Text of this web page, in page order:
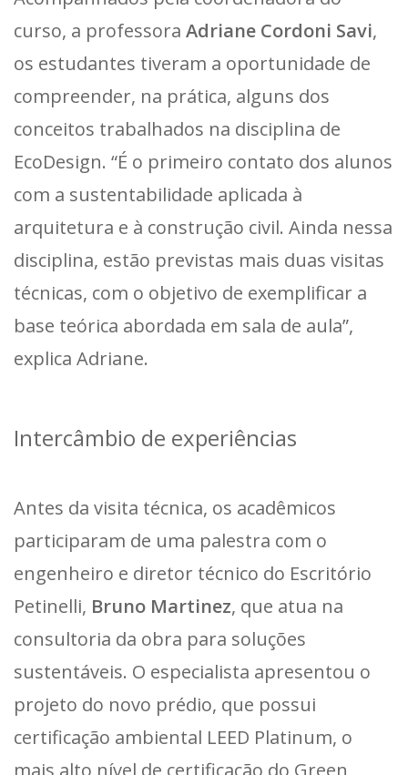
curso, a professora Adriane Cordoni Savi,
os estudantes tiveram a oportunidade de
compreender, na prática, alguns dos
conceitos trabalhados na disciplina de
EcoDesign. “É o primeiro contato dos alunos
com a sustentabilidade aplicada à
arquitetura e à construção civil. Ainda nessa
disciplina, estão previstas mais duas visitas
técnicas, com o objetivo de exemplificar a
base teórica abordada em sala de aula”,
explica Adriane.
Intercâmbio de experiências
Antes da visita técnica, os acadêmicos
participaram de uma palestra com o
engenheiro e diretor técnico do Escritório
Petinelli, Bruno Martinez, que atua na
consultoria da obra para soluções
sustentáveis. O especialista apresentou o
projeto do novo prédio, que possui
certificação ambiental LEED Platinum, o
mais alto nível de certificação do Green